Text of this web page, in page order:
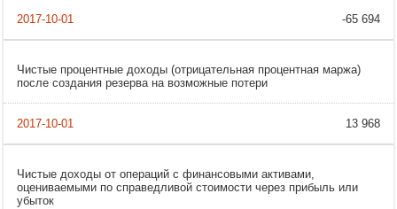
-65 694
Чистые процентные доходы (отрицательная процентная маржа)
после создания резерва на возможные потери
13 968
Чистые доходы от операций с финансовыми активами,
оцениваемыми по справедливой стоимости через прибыль или
убыток